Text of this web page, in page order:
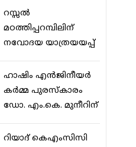
റസ്സല്‍
മഠത്തിപ്പറമ്പിലിന്
നവോദയ യാത്രയയപ്പ്
ഹാഷിം എന്‍ജിനീയര്‍
കര്‍മ്മ പുരസ്‌കാരം
ഡോ. എം.കെ. മുനീറിന്
റിയാദ് കെഎംസിസി